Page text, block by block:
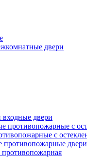
двери
двери
с
с
двери